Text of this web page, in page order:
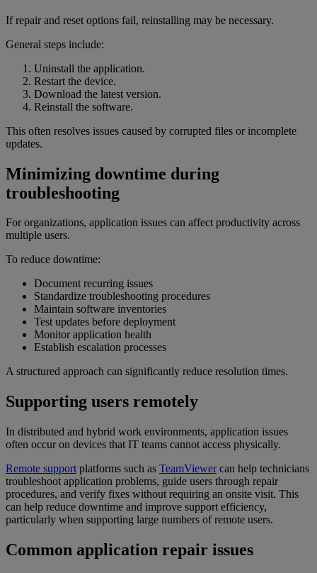
If repair and reset options fail, reinstalling may be necessary.
General steps include:
Uninstall the application.
Restart the device.
Download the latest version.
Reinstall the software.
This often resolves issues caused by corrupted files or incomplete
updates.
Minimizing downtime during
troubleshooting
For organizations, application issues can affect productivity across
multiple users.
To reduce downtime:
Document recurring issues
Standardize troubleshooting procedures
Maintain software inventories
Test updates before deployment
Monitor application health
Establish escalation processes
A structured approach can significantly reduce resolution times.
Supporting users remotely
In distributed and hybrid work environments, application issues
often occur on devices that IT teams cannot access physically.
Remote support platforms such as TeamViewercan help technicians
troubleshoot application problems, guide users through repair
procedures, and verify fixes without requiring an onsite visit. This
can help reduce downtime and improve support efficiency,
particularly when supporting large numbers of remote users.
Common application repair issues